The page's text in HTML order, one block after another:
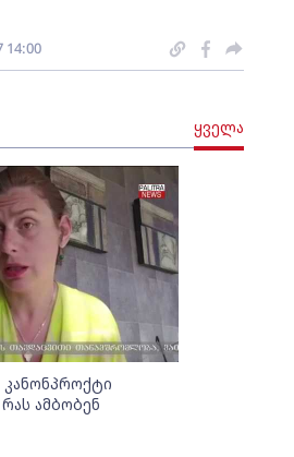
14:00
ყველა
ამბობენ